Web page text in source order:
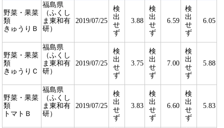
野菜・果菜
類
きゅうりＢ
福島県
（ふくし
ま東和有
研）
2019/07/25
検
出
せ
ず
3.88
検
出
せ
ず
6.59
検
出
せ
ず
6.05
野菜・果菜
類
きゅうりＣ
福島県
（ふくし
ま東和有
研）
2019/07/25
検
出
せ
ず
3.75
検
出
せ
ず
7.00
検
出
せ
ず
5.88
野菜・果菜
類
トマトＢ
福島県
（ふくし
ま東和有
研）
2019/07/25
検
出
せ
ず
3.83
検
出
せ
ず
6.60
検
出
せ
ず
5.83